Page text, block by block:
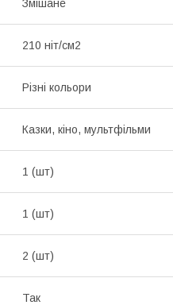
Змішане
210 ніт/см2
Різні кольори
Казки, кіно, мультфільми
1 (шт)
1 (шт)
2 (шт)
Так